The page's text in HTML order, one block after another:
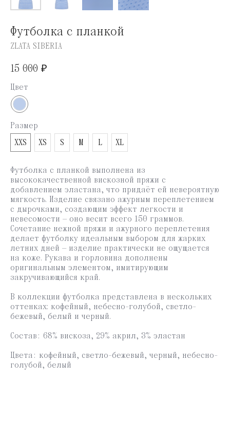
Футболка с планкой
ZLATA SIBERIA
15 000 ₽
Цвет
Размер
XXS
XS S M L XL
Футболка с планкой выполнена из
высококачественной вискозной пряжи с
добавлением эластана, что придаёт ей невероятную
мягкость. Изделие связано ажурным переплетением
с дырочками, создающим эффект легкости и
невесомости — оно весит всего 150 граммов.
Сочетание нежной пряжи и ажурного переплетения
делает футболку идеальным выбором для жарких
летних дней — изделие практически не ощущается
на коже. Рукава и горловина дополнены
оригинальным элементом, имитирующим
закручивающийся край.
В коллекции футболка представлена в нескольких
оттенках: кофейный, небесно-голубой, светло-
бежевый, белый и черный.
Состав: 68% вискоза, 29% акрил, 3% эластан
Цвета: кофейный, светло-бежевый, черный, небесно-
голубой, белый
Позвонить
+7 913 915 54 06